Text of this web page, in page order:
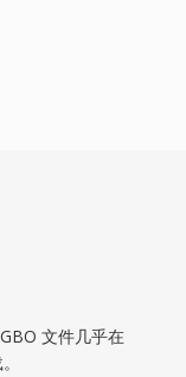
文件几乎在